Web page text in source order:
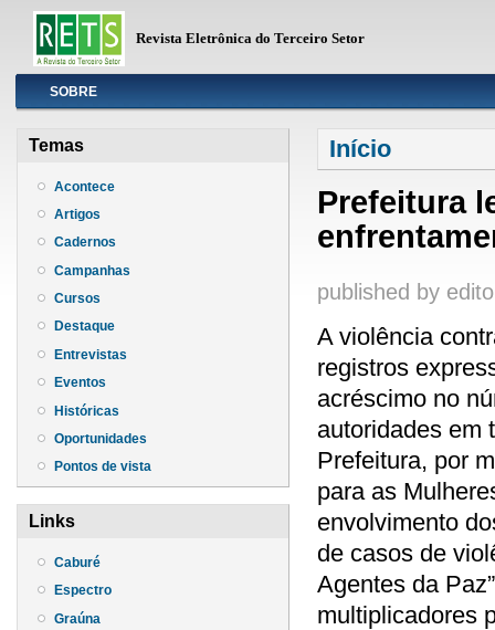
Revista Eletrônica do Terceiro Setor
InfoSOBRE
Temas
Acontece
Artigos
Cadernos
Campanhas
Cursos
Destaque
Entrevistas
Eventos
Históricas
Oportunidades
Pontos de vista
Links
Caburé
Espectro
Graúna
Você está aqui
Início
Prefeitura
published by
A violência
registros
acréscimo no
autoridades em
Prefeitura, por
para as
envolvimento
de casos de
Agentes da
multiplicadores